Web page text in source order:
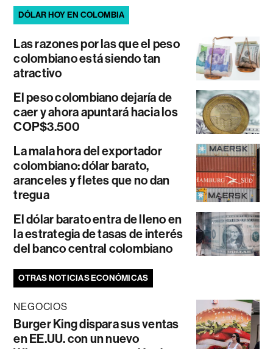
DÓLAR HOY EN COLOMBIA
Las razones por las que el peso
colombiano está siendo tan
atractivo
El peso colombiano dejaría de
caer y ahora apuntará hacia los
COP$3.500
La mala hora del exportador
colombiano: dólar barato,
aranceles y fletes que no dan
tregua
El dólar barato entra de lleno en
la estrategia de tasas de interés
del banco central colombiano
OTRAS NOTICIAS ECONÓMICAS
NEGOCIOS
Burger King dispara sus ventas
en EE.UU. con un nuevo